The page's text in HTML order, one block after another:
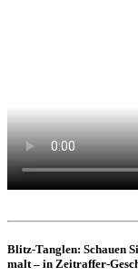
Blitz-Tanglen: Schauen
malt – in Zeitraffer-